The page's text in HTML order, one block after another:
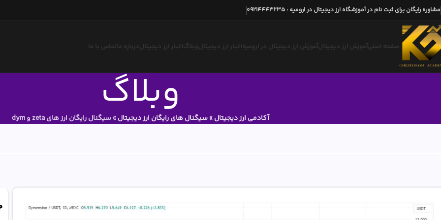
مشاوره رایگان برای ثبت نام در آموزشگاه ارز دیجیتال در ارومیه :
09214443235
صفحه اصلیآموزش ارز دیجیتالآموزش ارز دیجیتال در ارومیه اخبار ارز دیجیتالوبلاگ اخبار ارز دیجیتالدرباره ماتماس با ما
وبلاگ آکادمی ارز دیجیتال»سیگنال های رایگان ارز دیجیتال»سیگنال رایگان ارز های zeta و dym